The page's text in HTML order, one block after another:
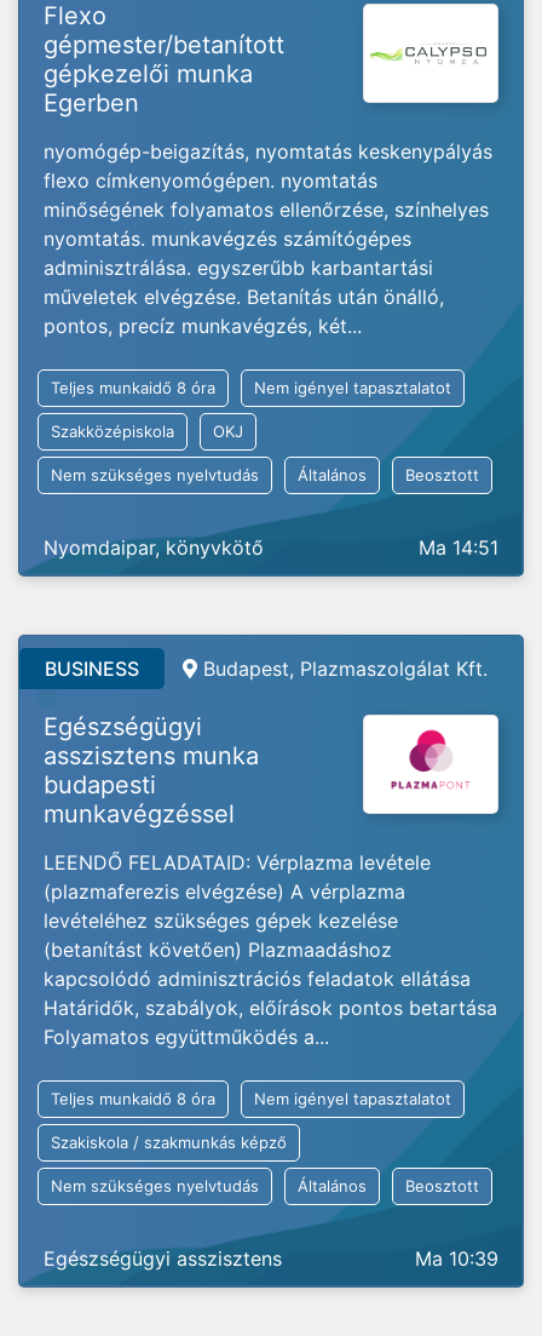
Flexo
gépmester/betanított
gépkezelői munka
Egerben
nyomógép-beigazítás, nyomtatás keskenypályás
flexo címkenyomógépen. nyomtatás
minőségének folyamatos ellenőrzése, színhelyes
nyomtatás. munkavégzés számítógépes
adminisztrálása. egyszerűbb karbantartási
műveletek elvégzése. Betanítás után önálló,
pontos, precíz munkavégzés, két...
Teljes munkaidő 8 óra Nem igényel tapasztalatot
Szakközépiskola OKJ
Nem szükséges nyelvtudás Általános Beosztott
Nyomdaipar, könyvkötő Ma 14:51
BUSINESS Budapest, Plazmaszolgálat Kft.
Egészségügyi
asszisztens munka
budapesti
munkavégzéssel
LEENDŐ FELADATAID: Vérplazma levétele
(plazmaferezis elvégzése) A vérplazma
levételéhez szükséges gépek kezelése
(betanítást követően) Plazmaadáshoz
kapcsolódó adminisztrációs feladatok ellátása
Határidők, szabályok, előírások pontos betartása
Folyamatos együttműködés a...
Teljes munkaidő 8 óra Nem igényel tapasztalatot
Szakiskola / szakmunkás képző
Nem szükséges nyelvtudás Általános Beosztott
Egészségügyi asszisztens Ma 10:39